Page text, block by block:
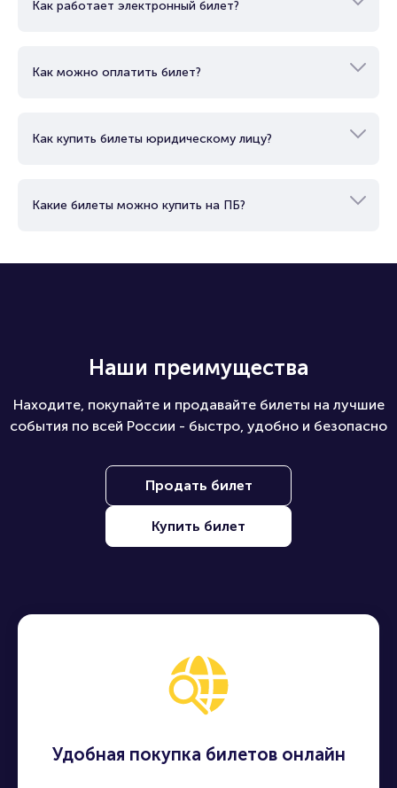
Как работает электронный билет?
Как можно оплатить билет?
Как купить билеты юридическому лицу?
Какие билеты можно купить на ПБ?
Наши преимущества
Находите, покупайте и продавайте билеты на лучшие
события по всей России - быстро, удобно и безопасно
Продать билет
Купить билет
Удобная покупка билетов онлайн